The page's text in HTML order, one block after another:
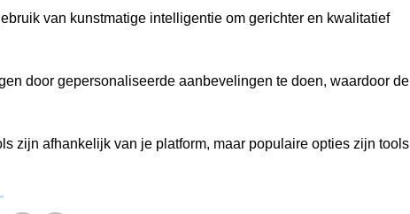
van kunstmatige intelligentie om gerichter en kwalitatief
door gepersonaliseerde aanbevelingen te doen, waardoor de
zijn afhankelijk van je platform, maar populaire opties zijn tools